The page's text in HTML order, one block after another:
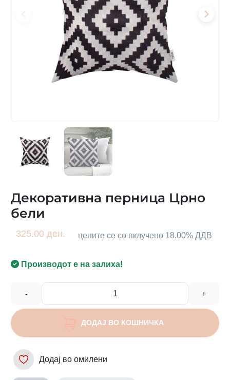
Декоративна перница Црно
бели
325.00 ден. цените се со вклучено 18.00% ДДВ
Производот е на залиха!
- +
ДОДАЈ ВО КОШНИЧКА
Додај во омилени